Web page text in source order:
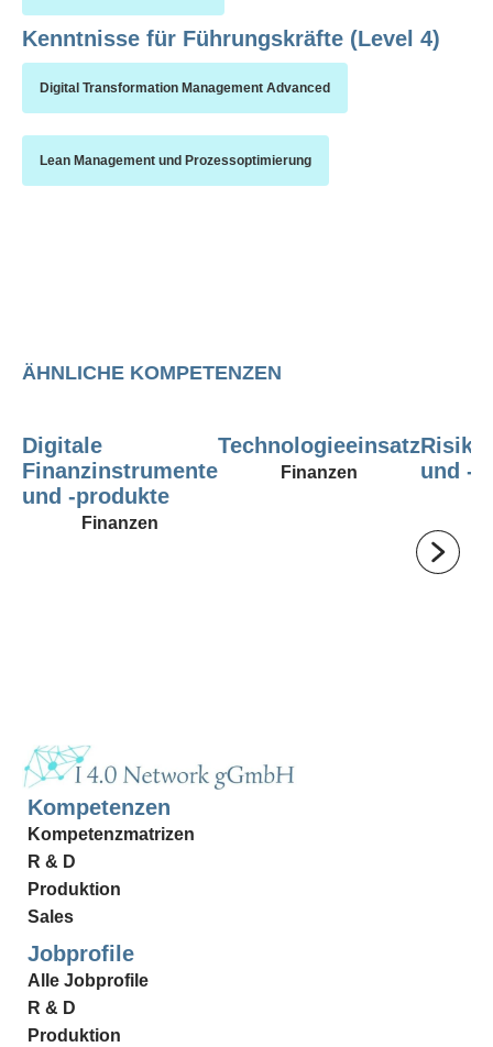
Kenntnisse für Führungskräfte (Level 4)
Digital Transformation Management Advanced
Lean Management und Prozessoptimierung
ÄHNLICHE KOMPETENZEN
Digitale
Finanzinstrumente
und -produkte
Finanzen
Technologieeinsatz
Finanzen
und -
Kompetenzen
Kompetenzmatrizen
R & D
Produktion
Sales
Jobprofile
Alle Jobprofile
R & D
Produktion